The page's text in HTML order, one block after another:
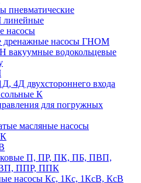
пневматические
насосы
дренажные насосы ГНОМ
вакуумные водокольцевые
4Д двухстороннего входа
К
для погружных
масляные насосы
П, ПР, ПК, ПБ, ПВП,
ППР, ППК
насосы Кс, 1Кс, 1КсВ, КсВ